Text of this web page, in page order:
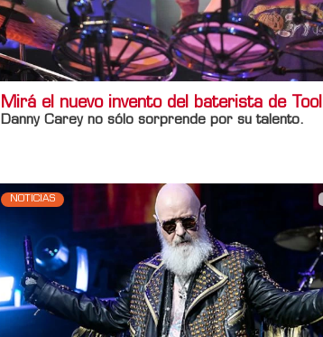
Mirá el nuevo invento del baterista de Tool
Danny Careyno sólo sorprende por su talento.
NOTICIAS